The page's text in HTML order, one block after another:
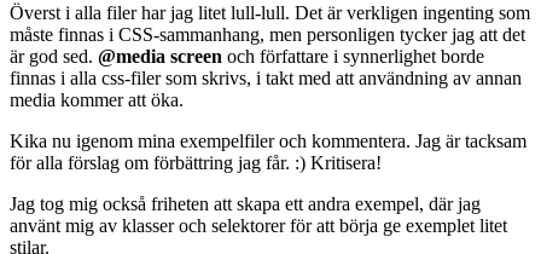
Överst i alla filer har jag litet lull-lull. Det är verkligen ingenting som
måste finnas i CSS-sammanhang, men personligen tycker jag att det
är god sed. @media screen och författare i synnerlighet borde
finnas i alla css-filer som skrivs, i takt med att användning av annan
media kommer att öka.
Kika nu igenom mina exempelfiler och kommentera. Jag är tacksam
för alla förslag om förbättring jag får. :) Kritisera!
Jag tog mig också friheten att skapa ett andra exempel, där jag
använt mig av klasser och selektorer för att börja ge exemplet litet
stilar.